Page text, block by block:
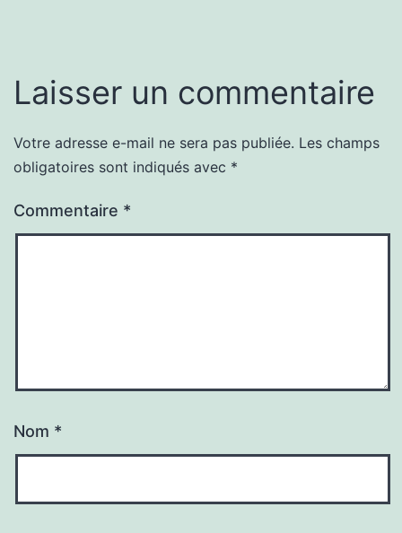
Laisser un commentaire
Votre adresse e-mail ne sera pas publiée. Les champs
obligatoires sont indiqués avec *
Commentaire *
Nom *